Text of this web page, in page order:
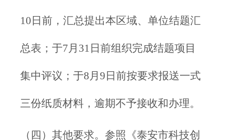
10日前，汇总提出本区域、单位结题汇
总表；于7月31日前组织完成结题项目
集中评议；于8月9日前按要求报送一式
三份纸质材料，逾期不予接收和办理。
（四）其他要求。参照《泰安市科技创